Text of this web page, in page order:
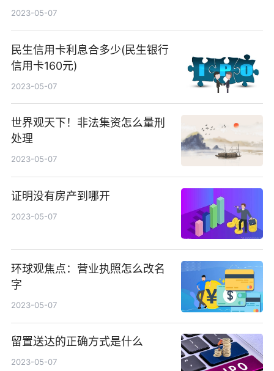
2023-05-07
民生信用卡利息合多少(民生银行
信用卡160元)
2023-05-07
世界观天下！非法集资怎么量刑
处理
2023-05-07
证明没有房产到哪开
2023-05-07
环球观焦点：营业执照怎么改名
字
2023-05-07
留置送达的正确方式是什么
2023-05-07